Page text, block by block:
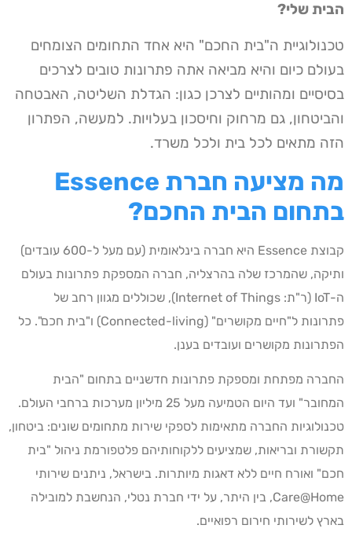
הבית שלי?
טכנולוגיית ה"בית החכם" היא אחד התחומים הצומחים
בעולם כיום והיא מביאה אתה פתרונות טובים לצרכים
בסיסיים ומהותיים לצרכן כגון: הגדלת השליטה, האבטחה
והביטחון, גם מרחוק וחיסכון בעלויות. למעשה, הפתרון
הזה מתאים לכל בית ולכל משרד.
מה מציעה חברת Essence
בתחום הבית החכם?
קבוצת Essence היא חברה בינלאומית (עם מעל ל-600 עובדים)
ותיקה, שהמרכז שלה בהרצליה, חברה המספקת פתרונות בעולם
ה-IoT (ר"ת: Internet of Things), שכוללים מגוון רחב של
פתרונות ל"חיים מקושרים" (Connected-living) ו"בית חכם". כל
הפתרונות מקושרים ועובדים בענן.
החברה מפתחת ומספקת פתרונות חדשניים בתחום "הבית
המחובר" ועד היום הטמיעה מעל 25 מיליון מערכות ברחבי העולם.
טכנולוגיות החברה מתאימות לספקי שירות מתחומים שונים: ביטחון,
תקשורת ובריאות, שמציעים ללקוחותיהם פלטפורמת ניהול "בית
חכם" ואורח חיים ללא דאגות מיותרות. בישראל, ניתנים שירותי
Care@Home, בין היתר, על ידי חברת נטלי, הנחשבת למובילה
בארץ לשירותי חירום רפואיים.